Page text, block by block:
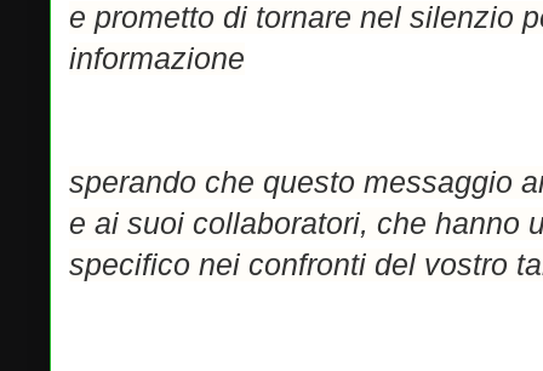
e prometto di tornare nel silenzio
informazione
sperando che questo messaggio
e ai suoi collaboratori, che hanno
specifico nei confronti del vostro